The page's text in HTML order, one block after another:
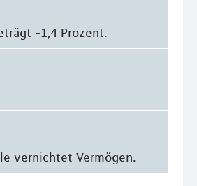
-1,4 Prozent.
vernichtet Vermögen.